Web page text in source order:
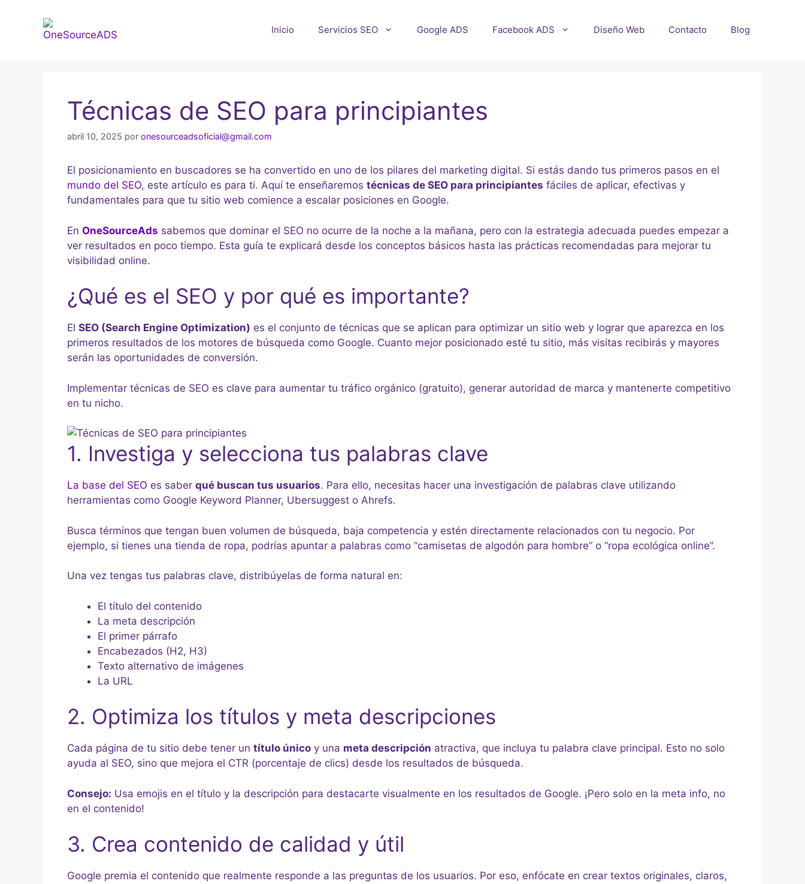
Inicio Servicios SEO Google ADS Facebook ADS Diseño Web Contacto Blog
Técnicas de SEO para principiantes
abril 10, 2025 por onesourceadsoficial@gmail.com
El posicionamiento en buscadores se ha convertido en uno de los pilares del marketing digital. Si estás dando tus primeros pasos en el
mundo del SEO, este artículo es para ti. Aquí te enseñaremos técnicas de SEO para principiantes fáciles de aplicar, efectivas y
fundamentales para que tu sitio web comience a escalar posiciones en Google.
En OneSourceAds sabemos que dominar el SEO no ocurre de la noche a la mañana, pero con la estrategia adecuada puedes empezar a
ver resultados en poco tiempo. Esta guía te explicará desde los conceptos básicos hasta las prácticas recomendadas para mejorar tu
visibilidad online.
¿Qué es el SEO y por qué es importante?
El SEO (Search Engine Optimization) es el conjunto de técnicas que se aplican para optimizar un sitio web y lograr que aparezca en los
primeros resultados de los motores de búsqueda como Google. Cuanto mejor posicionado esté tu sitio, más visitas recibirás y mayores
serán las oportunidades de conversión.
Implementar técnicas de SEO es clave para aumentar tu tráfico orgánico (gratuito), generar autoridad de marca y mantenerte competitivo
en tu nicho.
1. Investiga y selecciona tus palabras clave
La base del SEO es saber qué buscan tus usuarios. Para ello, necesitas hacer una investigación de palabras clave utilizando
herramientas como Google Keyword Planner, Ubersuggest o Ahrefs.
Busca términos que tengan buen volumen de búsqueda, baja competencia y estén directamente relacionados con tu negocio. Por
ejemplo, si tienes una tienda de ropa, podrías apuntar a palabras como “camisetas de algodón para hombre” o “ropa ecológica online”.
Una vez tengas tus palabras clave, distribúyelas de forma natural en:
El título del contenido
La meta descripción
El primer párrafo
Encabezados (H2, H3)
Texto alternativo de imágenes
La URL
2. Optimiza los títulos y meta descripciones
Cada página de tu sitio debe tener un título único y una meta descripción atractiva, que incluya tu palabra clave principal. Esto no solo
ayuda al SEO, sino que mejora el CTR (porcentaje de clics) desde los resultados de búsqueda.
Consejo: Usa emojis en el título y la descripción para destacarte visualmente en los resultados de Google. ¡Pero solo en la meta info, no
en el contenido!
3. Crea contenido de calidad y útil
Google premia el contenido que realmente responde a las preguntas de los usuarios. Por eso, enfócate en crear textos originales, claros,